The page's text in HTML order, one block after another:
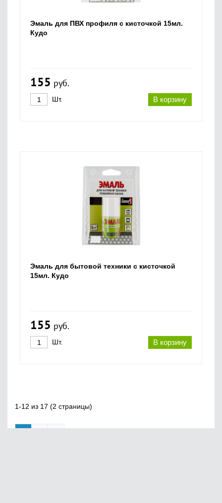
Эмаль для ПВХ профиля с кисточкой 15мл.
Кудо
155 руб.
В корзину
Шт.
Эмаль для бытовой техники с кисточкой
15мл. Кудо
155 руб.
В корзину
Шт.
1-12 из 17 (2 страницы)